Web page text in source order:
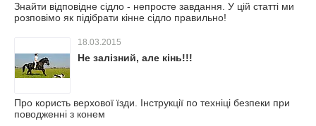
Знайти відповідне сідло - непросте завдання. У цій статті ми
розповімо як підібрати кінне сідло правильно!
18.03.2015
Не залізний, але кінь!!!
Про користь верхової їзди. Інструкції по техніці безпеки при
поводженні з конем